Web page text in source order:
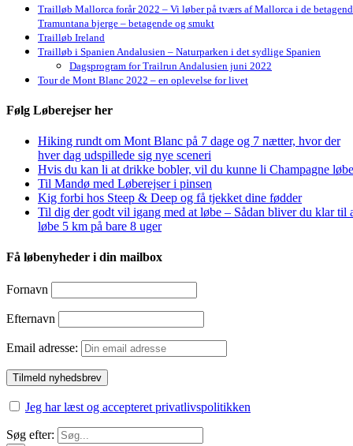
Trailløb Mallorca forår 2022 – Vi løber på tværs af Mallorca i de
Tramuntana bjerge – betagende og smukt
Trailløb Ireland
Trailløb i Spanien Andalusien – Naturparken i det sydlige Spanien
Dagsprogram for Trailrun Andalusien juni 2022
Tour de Mont Blanc 2022 – en oplevelse for livet
Følg Løberejser her
Hiking rundt om Mont Blanc på 7 dage og 7 nætter, hvor der
hver dag udspillede sig nye sceneri
Hvis du kan li at drikke bobler, vil du kunne li Champagne
Til Mandø med Løberejser i pinsen
Kig forbi hos Steep & Deep og få tjekket dine fødder
Til dig der godt vil igang med at løbe – Sådan bliver du klar til
løbe 5 km på bare 8 uger
Få løbenyheder i din mailbox
Fornavn
Efternavn
Email adresse:
Jeg har læst og accepteret privatlivspolitikken
Søg efter: